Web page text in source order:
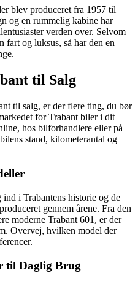
blev produceret fra 1957 til
og en rummelig kabine har
verden over. Selvom
fart og luksus, så har den en
til Salg
til salg, er der flere ting, du bør
for Trabant biler i dit
hos bilforhandlere eller på
stand, kilometerantal og
i Trabantens historie og de
gennem årene. Fra den
moderne Trabant 601, er der
Overvej, hvilken model der
til Daglig Brug